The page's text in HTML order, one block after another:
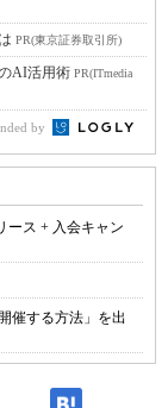
PR(東京証券取引所)
AI活用術 PR(ITmedia
by
ース + 入会キャン
催する方法」を出